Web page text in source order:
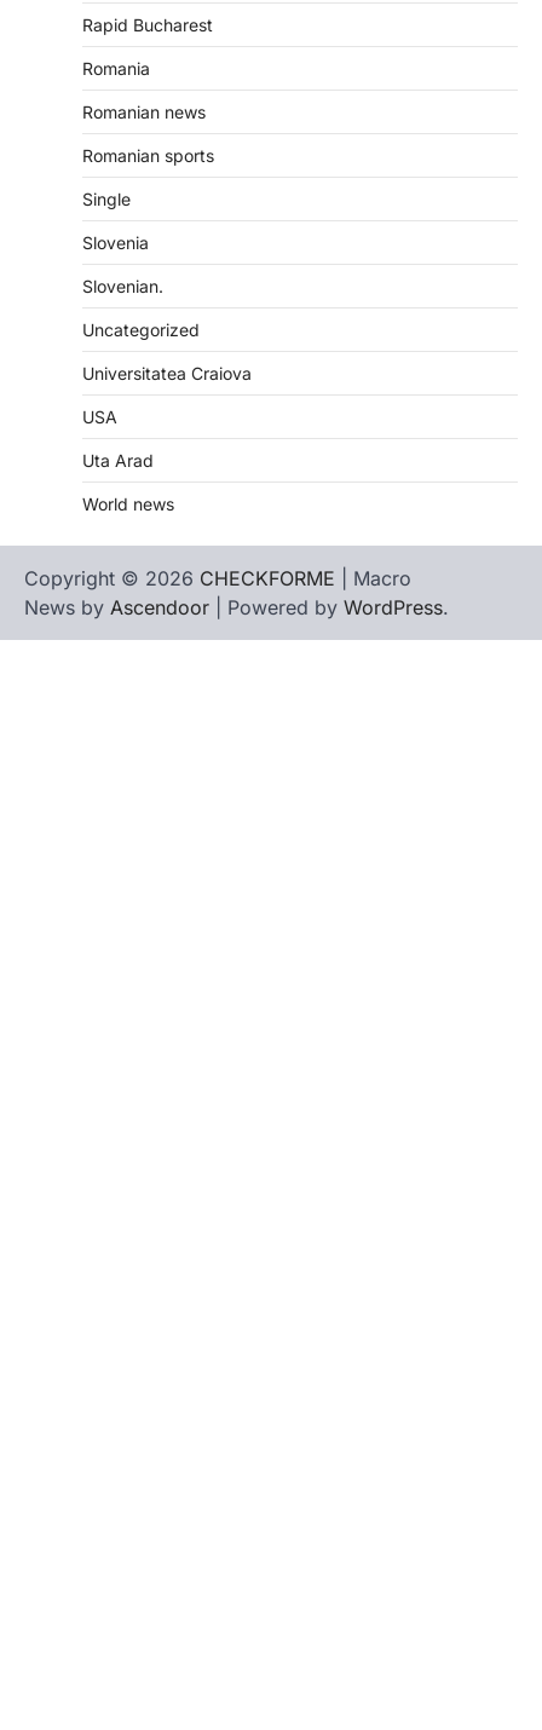
Rapid Bucharest
Romania
Romanian news
Romanian sports
Single
Slovenia
Slovenian.
Uncategorized
Universitatea Craiova
USA
Uta Arad
World news
Copyright © 2026 CHECKFORME | Macro
News by Ascendoor | Powered by WordPress.